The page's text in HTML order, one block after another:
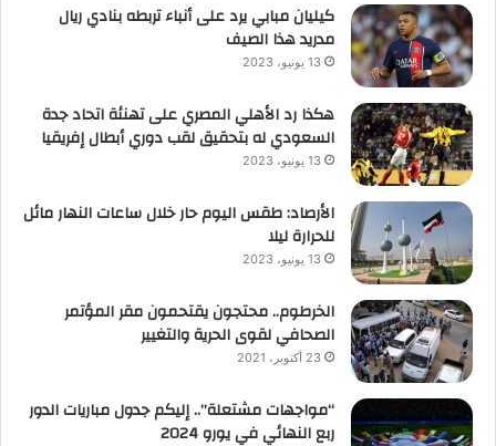
كيليان مبابي يرد على أنباء تربطه بنادي ريال
مدريد هذا الصيف
13 يونيو، 2023
هكذا رد الأهلي المصري على تهنئة اتحاد جدة
السعودي له بتحقيق لقب دوري أبطال إفريقيا
13 يونيو، 2023
الأرصاد: طقس اليوم حار خلال ساعات النهار مائل
للحرارة ليلا
13 يونيو، 2023
الخرطوم.. محتجون يقتحمون مقر المؤتمر
الصحافي لقوى الحرية والتغيير
23 أكتوبر، 2021
“مواجهات مشتعلة”.. إليكم جدول مباريات الدور
ربع النهائي في يورو 2024